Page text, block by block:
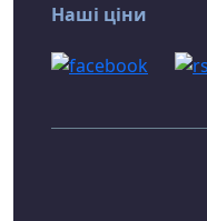
Наші ціни